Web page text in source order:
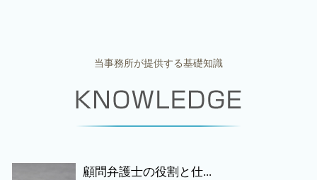
当事務所が提供する基礎知識
顧問弁護士の役割と仕...